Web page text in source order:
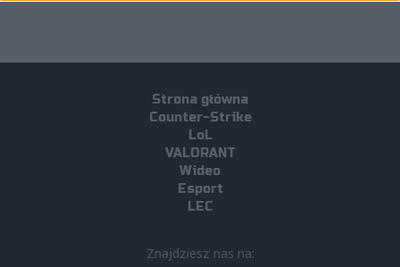
Strona główna
Counter-Strike
LoL
VALORANT
Wideo
Esport
LEC
Znajdziesz nas na: